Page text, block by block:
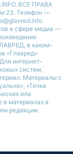
ВСЕ ПРАВА
23. Телефон —
в сфере медиа —
в каком-
«Главред»
интернет-
систем,
Материалы с
«Точка
или
в материалах в
редакции.